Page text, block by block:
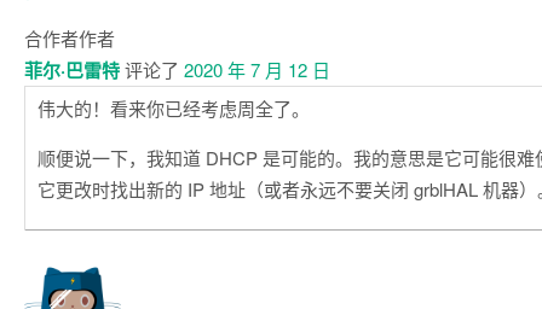
合作者作者
菲尔·巴雷特评论了 2020 年 7 月 12 日
伟大的！看来你已经考虑周全了。
顺便说一下，我知道 DHCP 是可能的。我的意思是它可能很
它更改时找出新的 IP 地址（或者永远不要关闭 grblHAL 机器）